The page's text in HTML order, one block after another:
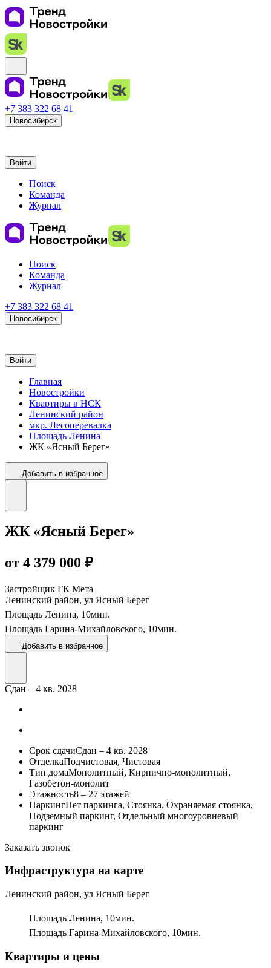
+7 383 322 68 41
Новосибирск
Войти
Поиск
Команда
Журнал
Поиск
Команда
Журнал
+7 383 322 68 41
Новосибирск
Войти
Главная
Новостройки
Квартиры в НСК
Ленинский район
мкр. Лесоперевалка
Площадь Ленина
ЖК «Ясный Берег»
Добавить в избранное
ЖК «Ясный Берег»
от 4 379 000 ₽
Застройщик ГК Мета
Ленинский район, ул Ясный Берег
Площадь Ленина, 10мин.
Площадь Гарина-Михайловского, 10мин.
Добавить в избранное
Сдан – 4 кв. 2028
Срок сдачиСдан – 4 кв. 2028
ОтделкаПодчистовая, Чистовая
Тип домаМонолитный, Кирпично-монолитный,
Газобетон-монолит
Этажность8 – 27 этажей
ПаркингНет паркинга, Стоянка, Охраняемая стоянка,
Подземный паркинг, Отдельный многоуровневый
паркинг
Заказать звонок
Инфраструктура на карте
Ленинский район, ул Ясный Берег
Площадь Ленина, 10мин.
Площадь Гарина-Михайловского, 10мин.
Квартиры и цены